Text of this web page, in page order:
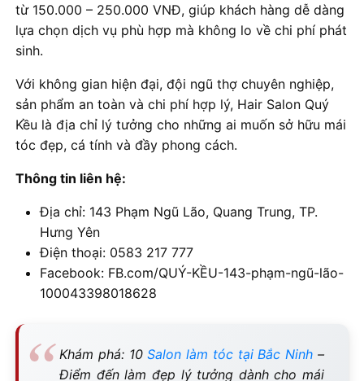
từ 150.000 – 250.000 VNĐ, giúp khách hàng dễ dàng
lựa chọn dịch vụ phù hợp mà không lo về chi phí phát
sinh.
Với không gian hiện đại, đội ngũ thợ chuyên nghiệp,
sản phẩm an toàn và chi phí hợp lý, Hair Salon Quý
Kều là địa chỉ lý tưởng cho những ai muốn sở hữu mái
tóc đẹp, cá tính và đầy phong cách.
Thông tin liên hệ:
Địa chỉ: 143 Phạm Ngũ Lão, Quang Trung, TP.
Hưng Yên
Điện thoại: 0583 217 777
Facebook: FB.com/QUÝ-KỀU-143-phạm-ngũ-lão-
100043398018628
Khám phá: 10Salon làm tóc tại Bắc Ninh –
Điểm đến làm đẹp lý tưởng dành cho mái